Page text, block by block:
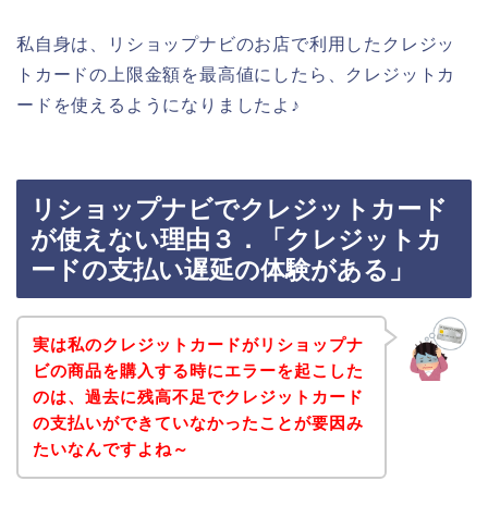
私自身は、リショップナビのお店で利用したクレジッ
トカードの上限金額を最高値にしたら、クレジットカ
ードを使えるようになりましたよ♪
リショップナビでクレジットカード
が使えない理由３．「クレジットカ
ードの支払い遅延の体験がある」
実は私のクレジットカードがリショップナ
ビの商品を購入する時にエラーを起こした
のは、過去に残高不足でクレジットカード
の支払いができていなかったことが要因み
たいなんですよね～